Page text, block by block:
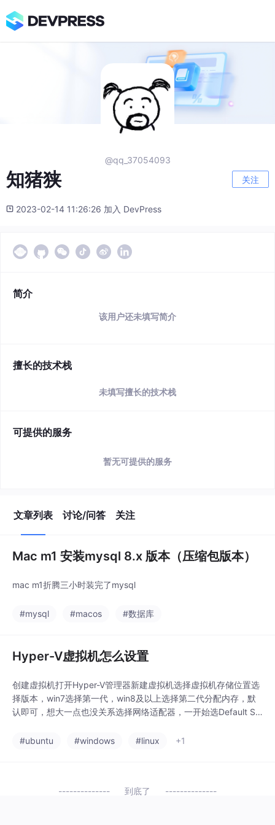
@qq_37054093
知猪狭 关注
2023-02-14 11:26:26 加入 DevPress
简介
该用户还未填写简介
擅长的技术栈
未填写擅长的技术栈
可提供的服务
暂无可提供的服务
文章列表 讨论/问答 关注
Mac m1 安装mysql 8.x 版本（压缩包版本）
mac m1折腾三小时装完了mysql
#mysql #macos #数据库
Hyper-V虚拟机怎么设置
创建虚拟机打开Hyper-V管理器新建虚拟机选择虚拟机存储位置选
择版本，win7选择第一代，win8及以上选择第二代分配内存，默
认即可，想大一点也没关系选择网络适配器，一开始选Default Sw
文件自己去下载就好配置虚拟机取消安全启动，不然无法启动创建
#ubuntu #windows #linux +1
到底了